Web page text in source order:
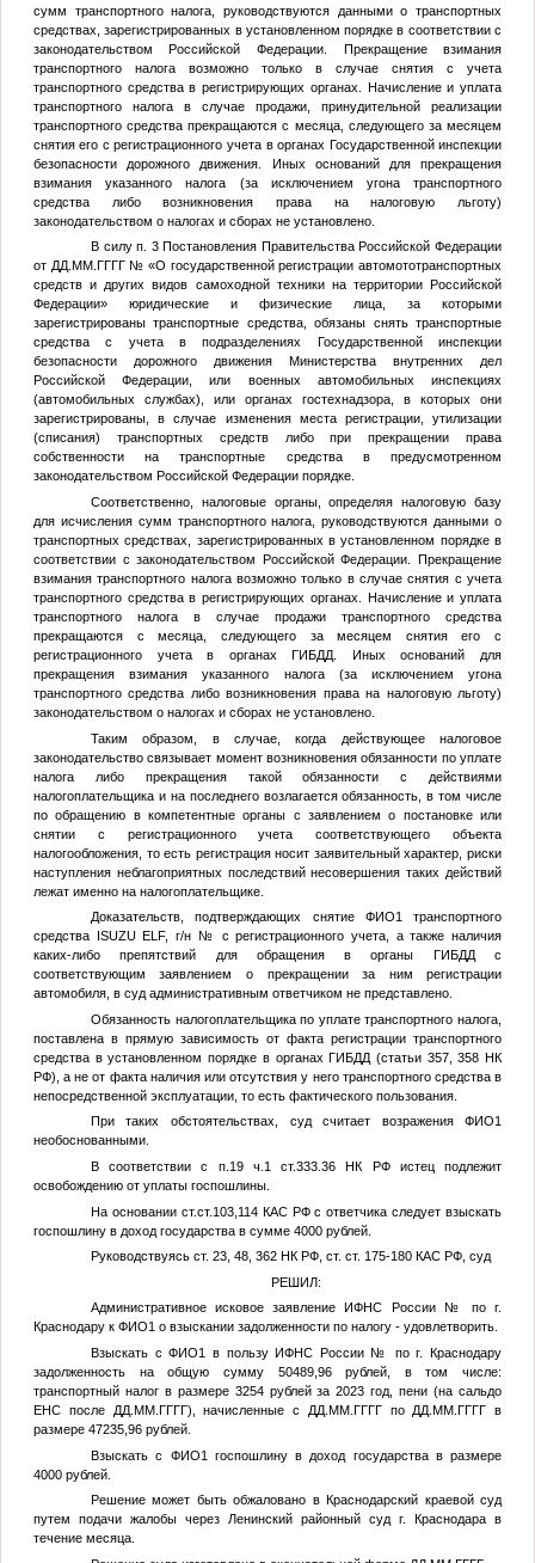
сумм транспортного налога, руководствуются данными о транспортных
средствах, зарегистрированных в установленном порядке в соответствии с
законодательством Российской Федерации. Прекращение взимания
транспортного налога возможно только в случае снятия с учета
транспортного средства в регистрирующих органах. Начисление и уплата
транспортного налога в случае продажи, принудительной реализации
транспортного средства прекращаются с месяца, следующего за месяцем
снятия его с регистрационного учета в органах Государственной инспекции
безопасности дорожного движения. Иных оснований для прекращения
взимания указанного налога (за исключением угона транспортного
средства либо возникновения права на налоговую льготу)
законодательством о налогах и сборах не установлено.
В силу п. 3 Постановления Правительства Российской Федерации
от ДД.ММ.ГГГГ № «О государственной регистрации автомототранспортных
средств и других видов самоходной техники на территории Российской
Федерации» юридические и физические лица, за которыми
зарегистрированы транспортные средства, обязаны снять транспортные
средства с учета в подразделениях Государственной инспекции
безопасности дорожного движения Министерства внутренних дел
Российской Федерации, или военных автомобильных инспекциях
(автомобильных службах), или органах гостехнадзора, в которых они
зарегистрированы, в случае изменения места регистрации, утилизации
(списания) транспортных средств либо при прекращении права
собственности на транспортные средства в предусмотренном
законодательством Российской Федерации порядке.
Соответственно, налоговые органы, определяя налоговую базу
для исчисления сумм транспортного налога, руководствуются данными о
транспортных средствах, зарегистрированных в установленном порядке в
соответствии с законодательством Российской Федерации. Прекращение
взимания транспортного налога возможно только в случае снятия с учета
транспортного средства в регистрирующих органах. Начисление и уплата
транспортного налога в случае продажи транспортного средства
прекращаются с месяца, следующего за месяцем снятия его с
регистрационного учета в органах ГИБДД. Иных оснований для
прекращения взимания указанного налога (за исключением угона
транспортного средства либо возникновения права на налоговую льготу)
законодательством о налогах и сборах не установлено.
Таким образом, в случае, когда действующее налоговое
законодательство связывает момент возникновения обязанности по уплате
налога либо прекращения такой обязанности с действиями
налогоплательщика и на последнего возлагается обязанность, в том числе
по обращению в компетентные органы с заявлением о постановке или
снятии с регистрационного учета соответствующего объекта
налогообложения, то есть регистрация носит заявительный характер, риски
наступления неблагоприятных последствий несовершения таких действий
лежат именно на налогоплательщике.
Доказательств, подтверждающих снятие ФИО1
транспортного
средства ISUZU ELF, г/н №
с регистрационного учета, а также наличия
каких-либо препятствий для обращения в органы ГИБДД с
соответствующим заявлением о прекращении за ним регистрации
автомобиля, в суд административным ответчиком не представлено.
Обязанность налогоплательщика по уплате транспортного налога,
поставлена в прямую зависимость от факта регистрации транспортного
средства в установленном порядке в органах ГИБДД (статьи 357, 358 НК
РФ), а не от факта наличия или отсутствия у него транспортного средства в
непосредственной эксплуатации, то есть фактического пользования.
При таких обстоятельствах, суд считает возраженияФИО1
необоснованными.
В соответствии с п.19 ч.1 ст.333.36 НК РФ истец подлежит
освобождению от уплаты госпошлины.
На основании ст.ст.103,114 КАС РФ с ответчика следует взыскать
госпошлину в доход государства в сумме 4000 рублей.
Руководствуясь ст. 23, 48, 362 НК РФ, ст. ст. 175-180 КАС РФ, суд
РЕШИЛ:
Административное исковое заявление ИФНС России
№
по г.
Краснодару к ФИО1о взыскании задолженности по налогу - удовлетворить.
Взыскать сФИО1 в пользу ИФНС России №
по г. Краснодару
задолженность на общую сумму 50489,96 рублей, в том числе:
транспортный налог в размере 3254 рублей за 2023 год, пени (на сальдо
ЕНС после
ДД.ММ.ГГГГ), начисленные с ДД.ММ.ГГГГпо ДД.ММ.ГГГГ в
размере 47235,96 рублей.
Взыскать с ФИО1
госпошлину в доход государства в размере
4000 рублей.
Решение может быть обжаловано в Краснодарский краевой суд
путем подачи жалобы через Ленинский районный суд г. Краснодара в
течение месяца.